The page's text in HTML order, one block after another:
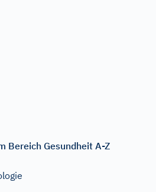
Bereich Gesundheit A-Z